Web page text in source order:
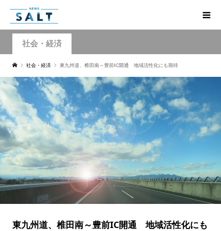
社会・経済
社会・経済 東九州道、椎田南～豊前IC開通 地域活性化にも期待
東九州道、椎田南～豊前IC開通 地域活性化にも